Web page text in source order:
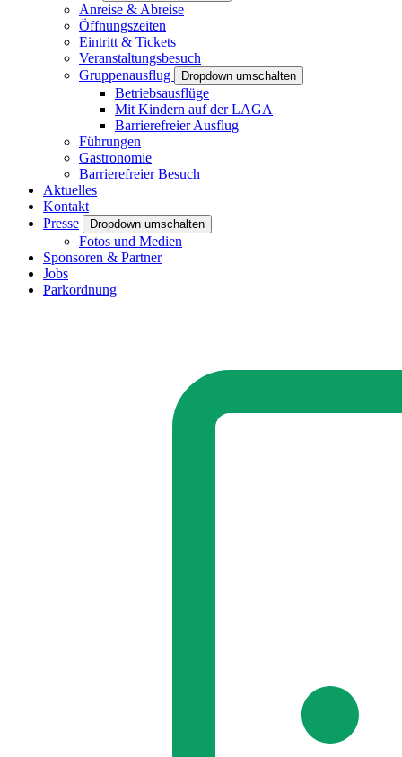
Anreise & Abreise
Öffnungszeiten
Eintritt & Tickets
Veranstaltungsbesuch
Gruppenausflug
Dropdown umschalten
Betriebsausflüge
Mit Kindern auf der LAGA
Barrierefreier Ausflug
Führungen
Gastronomie
Barrierefreier Besuch
Aktuelles
Kontakt
Presse
Dropdown umschalten
Fotos und Medien
Sponsoren & Partner
Jobs
Parkordnung